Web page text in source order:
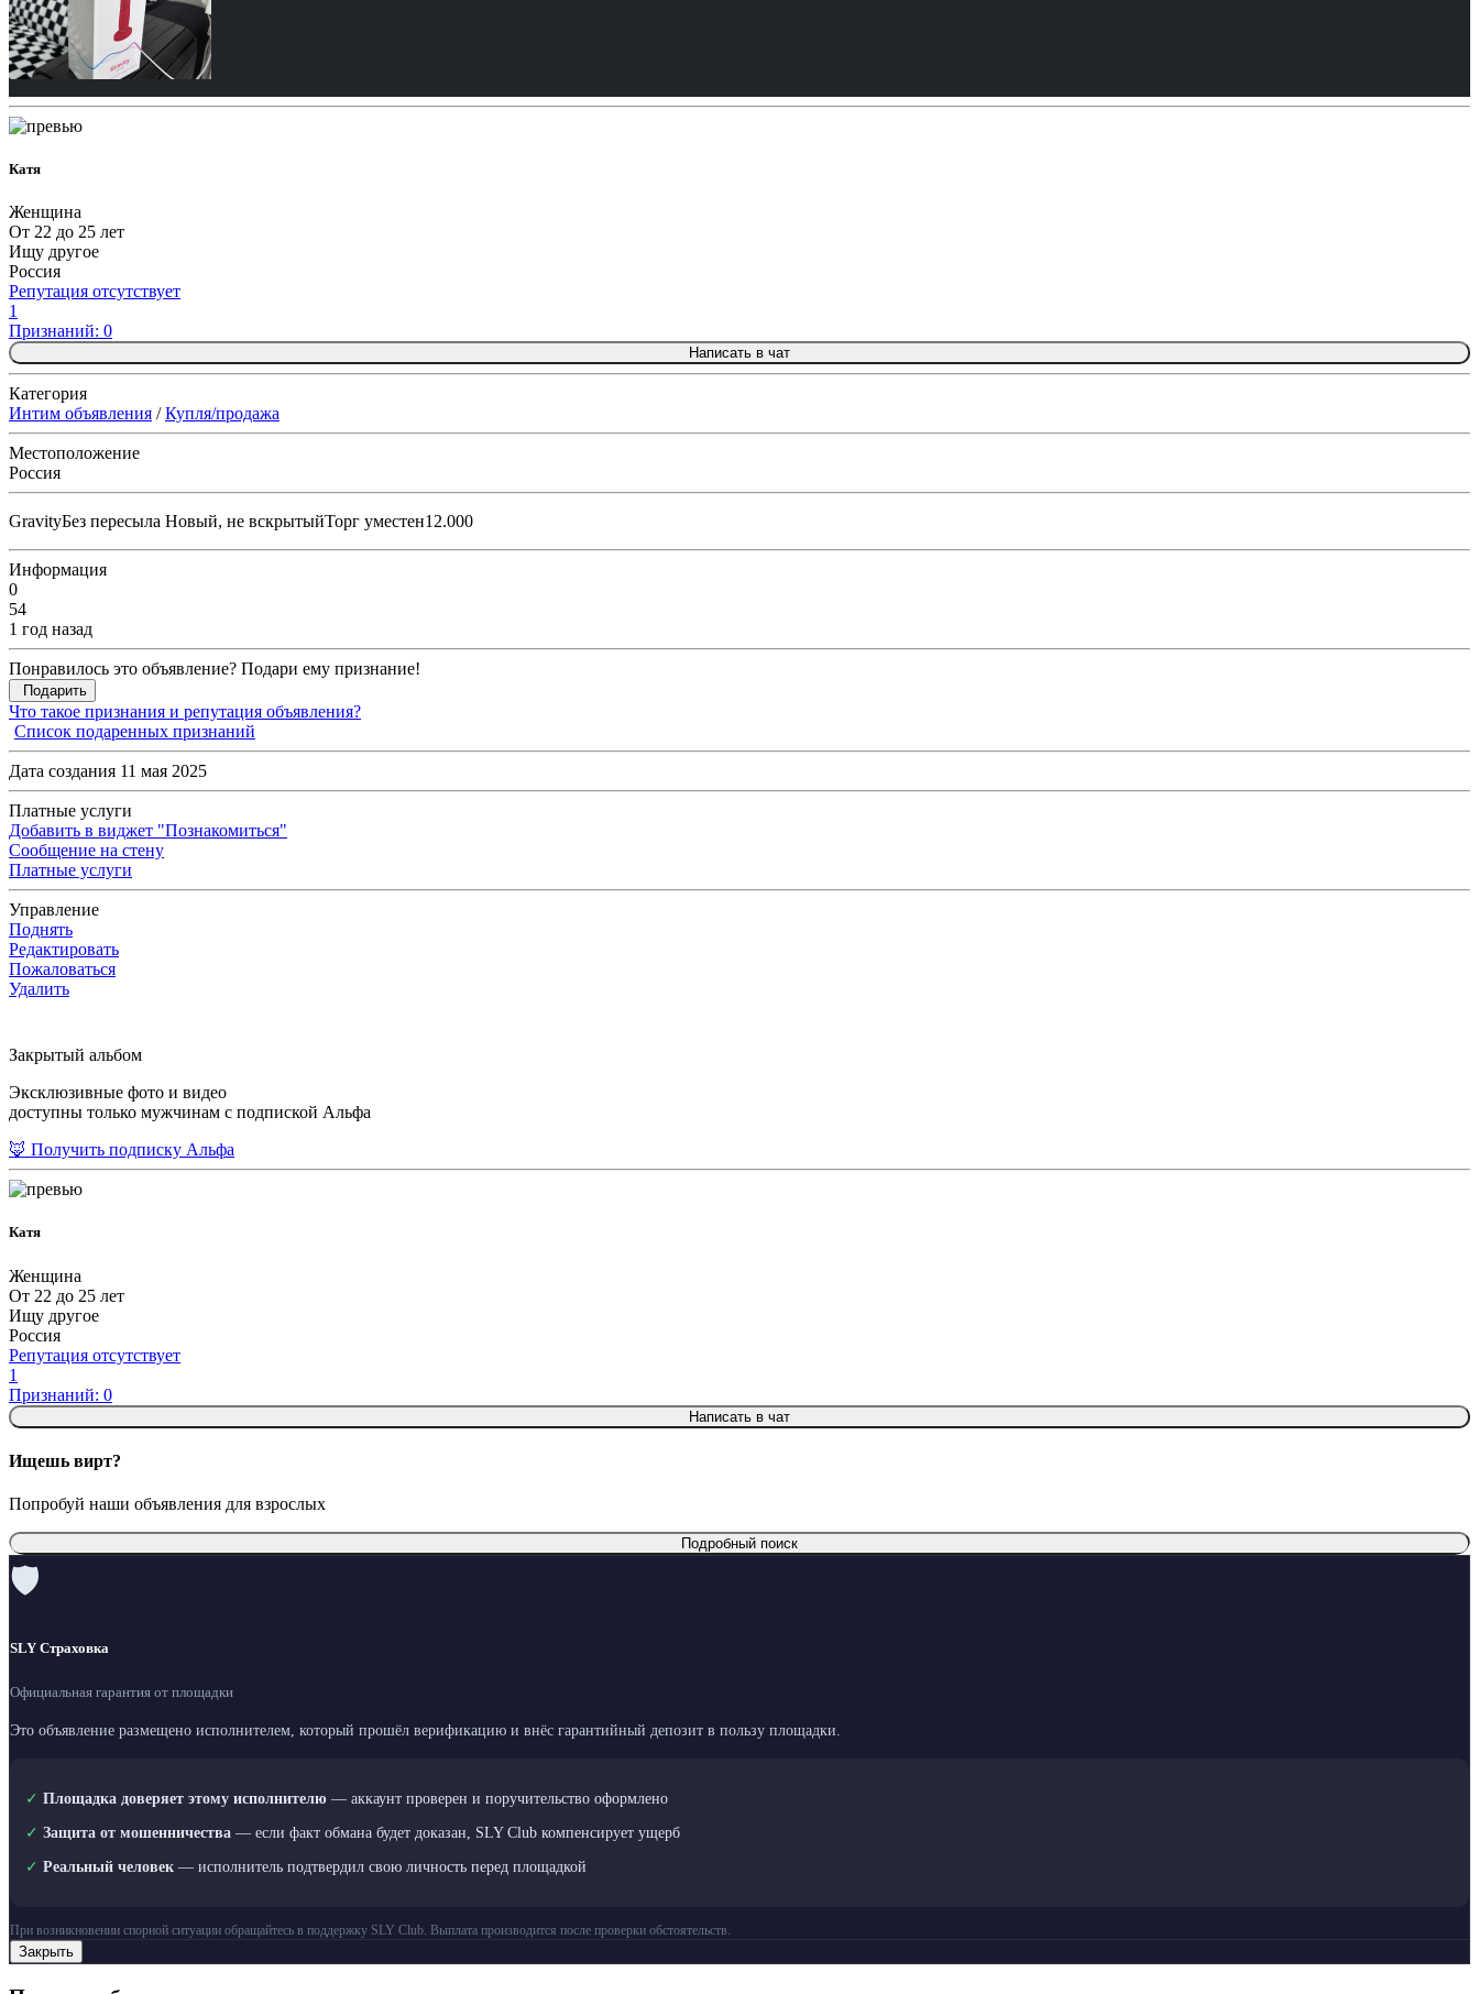
Катя
Женщина
От 22 до 25 лет
Ищу другое
Россия
Репутация отсутствует
1
Признаний: 0
Написать в чат
Категория
Интим объявления /Купля/продажа
Местоположение
Россия
GravityБез пересыла Новый, не вскрытыйТорг уместен12.000
Информация
0
54
1 год назад
Понравилось это объявление? Подари ему признание!
Подарить
Что такое признания и репутация объявления?
Список подаренных признаний
Дата создания 11 мая 2025
Платные услуги
Добавить в виджет "Познакомиться"
Сообщение на стену
Платные услуги
Управление
Поднять
Редактировать
Пожаловаться
Удалить
Закрытый альбом
Эксклюзивные фото и видео
доступны только мужчинам с подпиской Альфа
🦊 Получить подписку Альфа
Катя
Женщина
От 22 до 25 лет
Ищу другое
Россия
Репутация отсутствует
1
Признаний: 0
Написать в чат
Ищешь вирт?
Попробуй наши объявления для взрослых
Подробный поиск
🛡
SLY Страховка
Официальная гарантия от площадки
Это объявление размещено исполнителем, который прошёл верификацию и внёс гарантийный депозит в пользу площадки.
✓ Площадка доверяет этому исполнителю — аккаунт проверен и поручительство оформлено
✓ Защита от мошенничества — если факт обмана будет доказан, SLY Club компенсирует ущерб
✓ Реальный человек — исполнитель подтвердил свою личность перед площадкой
При возникновении спорной ситуации обращайтесь в поддержку SLY Club. Выплата производится после проверки обстоятельств.
Закрыть